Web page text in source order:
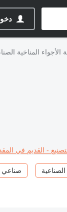
المناخية
- القديم في
صناعي